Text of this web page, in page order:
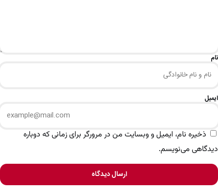
نام
ایمیل
ذخیره نام، ایمیل و وبسایت من در مرورگر برای زمانی که دوباره
دیدگاهی می‌نویسم.
ارسال دیدگاه